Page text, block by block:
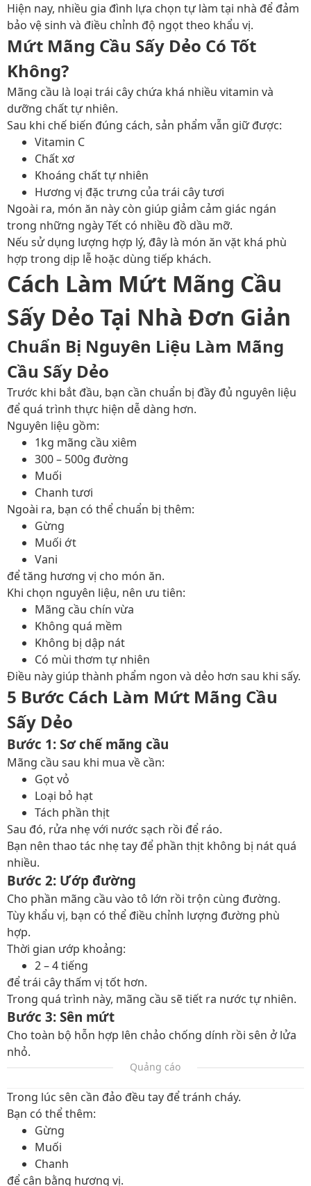
Hiện nay, nhiều gia đình lựa chọn tự làm tại nhà để đảm
bảo vệ sinh và điều chỉnh độ ngọt theo khẩu vị.
Mứt Mãng Cầu Sấy Dẻo Có Tốt
Không?
Mãng cầu là loại trái cây chứa khá nhiều vitamin và
dưỡng chất tự nhiên.
Sau khi chế biến đúng cách, sản phẩm vẫn giữ được:
Vitamin C
Chất xơ
Khoáng chất tự nhiên
Hương vị đặc trưng của trái cây tươi
Ngoài ra, món ăn này còn giúp giảm cảm giác ngán
trong những ngày Tết có nhiều đồ dầu mỡ.
Nếu sử dụng lượng hợp lý, đây là món ăn vặt khá phù
hợp trong dịp lễ hoặc dùng tiếp khách.
Cách Làm Mứt Mãng Cầu
Sấy Dẻo Tại Nhà Đơn Giản
Chuẩn Bị Nguyên Liệu Làm Mãng
Cầu Sấy Dẻo
Trước khi bắt đầu, bạn cần chuẩn bị đầy đủ nguyên liệu
để quá trình thực hiện dễ dàng hơn.
Nguyên liệu gồm:
1kg mãng cầu xiêm
300 – 500g đường
Muối
Chanh tươi
Ngoài ra, bạn có thể chuẩn bị thêm:
Gừng
Muối ớt
Vani
để tăng hương vị cho món ăn.
Khi chọn nguyên liệu, nên ưu tiên:
Mãng cầu chín vừa
Không quá mềm
Không bị dập nát
Có mùi thơm tự nhiên
Điều này giúp thành phẩm ngon và dẻo hơn sau khi sấy.
5 Bước Cách Làm Mứt Mãng Cầu
Sấy Dẻo
Bước 1: Sơ chế mãng cầu
Mãng cầu sau khi mua về cần:
Gọt vỏ
Loại bỏ hạt
Tách phần thịt
Sau đó, rửa nhẹ với nước sạch rồi để ráo.
Bạn nên thao tác nhẹ tay để phần thịt không bị nát quá
nhiều.
Bước 2: Ướp đường
Cho phần mãng cầu vào tô lớn rồi trộn cùng đường.
Tùy khẩu vị, bạn có thể điều chỉnh lượng đường phù
hợp.
Thời gian ướp khoảng:
2 – 4 tiếng
để trái cây thấm vị tốt hơn.
Trong quá trình này, mãng cầu sẽ tiết ra nước tự nhiên.
Bước 3: Sên mứt
Cho toàn bộ hỗn hợp lên chảo chống dính rồi sên ở lửa
nhỏ.
Quảng cáo
Trong lúc sên cần đảo đều tay để tránh cháy.
Bạn có thể thêm:
Gừng
Muối
Chanh
để cân bằng hương vị.